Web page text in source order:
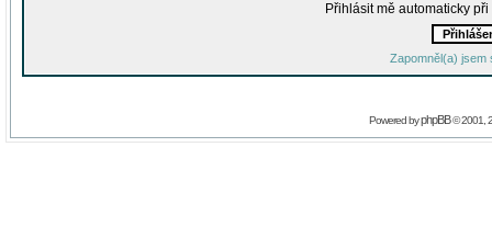
Přihlásit mě automaticky
Zapomněl(a) jsem
Powered byphpBB© 2001,